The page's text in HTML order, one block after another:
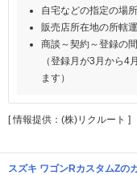
自宅などの指定の場
販売店所在地の所轄
商談～契約～登録の
（登録月が3月から4
ます）
[ 情報提供：(株)リクルート ]
スズキ ワゴンRカスタムZの